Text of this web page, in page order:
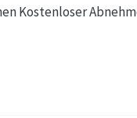
Kostenloser